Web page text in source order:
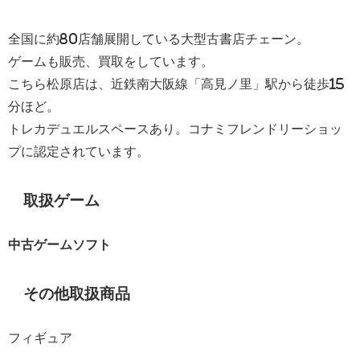
全国に約80店舗展開している大型古書店チェーン。
ゲームも販売、買取をしています。
こちら松原店は、近鉄南大阪線「高見ノ里」駅から徒歩15
分ほど。
トレカデュエルスペースあり。コナミフレンドリーショッ
プに認定されています。
取扱ゲーム
中古ゲームソフト
その他取扱商品
フィギュア